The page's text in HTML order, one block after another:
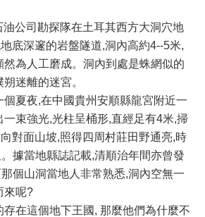
公司勘探隊在土耳其西方大洞穴地
底深邃的岩盤隧道,洞內高約4--5米,
為人工磨成。洞內到處是蛛網似的
迷離的迷宮。
夏夜,在中國貴州安順縣龍宮附近一
一束強光,光柱呈桶形,直經足有4米,掃
對面山坡,照得四周村莊田野通亮,時
據當地縣誌記載,清順治年間亦曾發
個山洞當地人非常熟悉,洞內空無一
來呢?
在這個地下王國, 那麼他們為什麼不